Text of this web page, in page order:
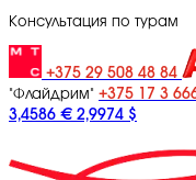
Консультация по турам
+375 29 508 48 84
"Флайдрим" +375 17 3
3,4586 € 2,9974 $